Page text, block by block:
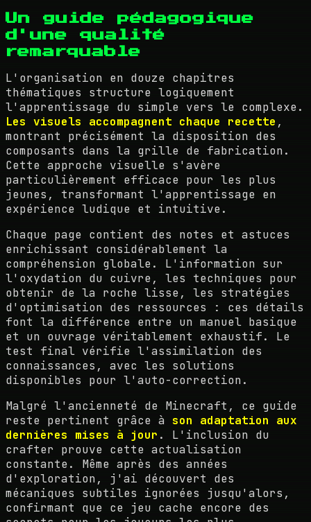
Un guide pédagogique
d'une qualité
remarquable
L'organisation en douze chapitres
thématiques structure logiquement
l'apprentissage du simple vers le complexe.
Les visuels accompagnent chaque recette ,
montrant précisément la disposition des
composants dans la grille de fabrication.
Cette approche visuelle s'avère
particulièrement efficace pour les plus
jeunes, transformant l'apprentissage en
expérience ludique et intuitive.
Chaque page contient des notes et astuces
enrichissant considérablement la
compréhension globale. L'information sur
l'oxydation du cuivre, les techniques pour
obtenir de la roche lisse, les stratégies
d'optimisation des ressources : ces détails
font la différence entre un manuel basique
et un ouvrage véritablement exhaustif. Le
test final vérifie l'assimilation des
connaissances, avec les solutions
disponibles pour l'auto-correction.
Malgré l'ancienneté de Minecraft, ce guide
reste pertinent grâce à son adaptation aux
dernières mises à jour . L'inclusion du
crafter prouve cette actualisation
constante. Même après des années
d'exploration, j'ai découvert des
mécaniques subtiles ignorées jusqu'alors,
confirmant que ce jeu cache encore des